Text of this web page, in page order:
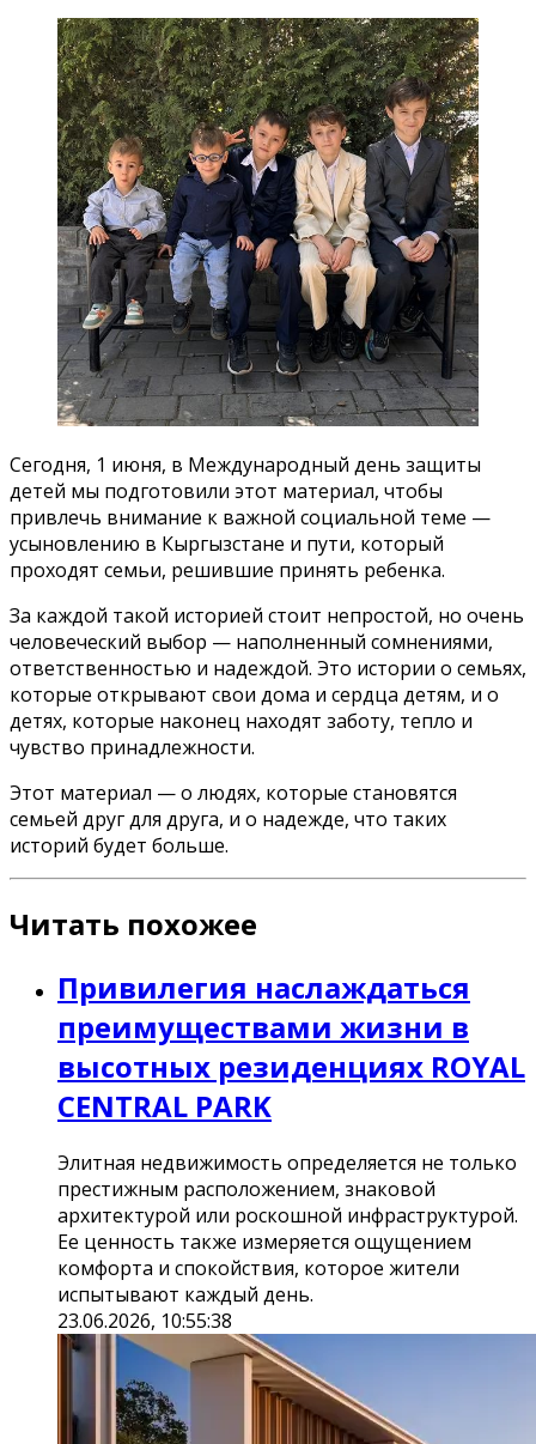
Сегодня, 1 июня, в Международный день защиты
детей мы подготовили этот материал, чтобы
привлечь внимание к важной социальной теме —
усыновлению в Кыргызстане и пути, который
проходят семьи, решившие принять ребенка.
За каждой такой историей стоит непростой, но очень
человеческий выбор — наполненный сомнениями,
ответственностью и надеждой. Это истории о семьях,
которые открывают свои дома и сердца детям, и о
детях, которые наконец находят заботу, тепло и
чувство принадлежности.
Этот материал — о людях, которые становятся
семьей друг для друга, и о надежде, что таких
историй будет больше.
Читать похожее
Привилегия наслаждаться
преимуществами жизни в
высотных резиденциях ROYAL
CENTRAL PARK
Элитная недвижимость определяется не только
престижным расположением, знаковой
архитектурой или роскошной инфраструктурой.
Ее ценность также измеряется ощущением
комфорта и спокойствия, которое жители
испытывают каждый день.
23.06.2026, 10:55:38